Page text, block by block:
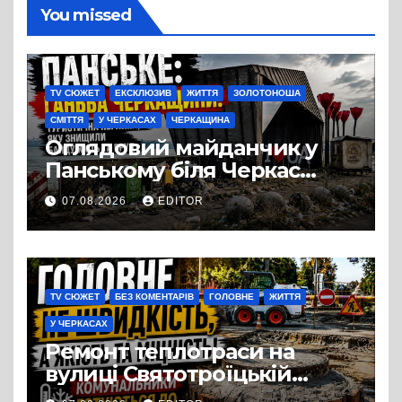
You missed
TV СЮЖЕТ ЕКСКЛЮЗИВ ЖИТТЯ ЗОЛОТОНОША
СМІТТЯ У ЧЕРКАСАХ ЧЕРКАЩИНА
Оглядовий майданчик у
Панському біля Черкас
перетворився на занедбане
сміттєзвалище
07.08.2026 EDITOR
TV СЮЖЕТ БЕЗ КОМЕНТАРІВ ГОЛОВНЕ ЖИТТЯ
У ЧЕРКАСАХ
Ремонт теплотраси на
вулиці Святотроїцькій
затягнувся порівняно із